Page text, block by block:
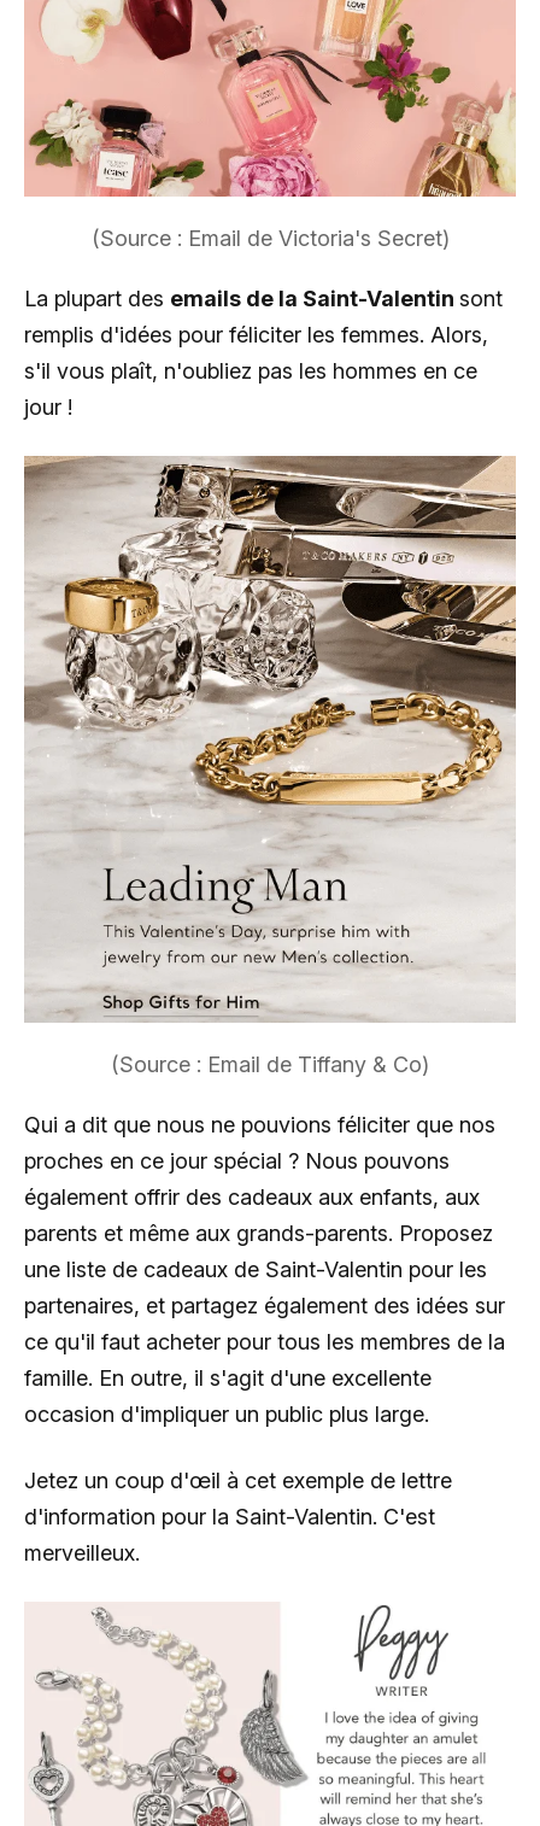
(Source : Email de Victoria's Secret)
La plupart des emails de la Saint-Valentin sont
remplis d'idées pour féliciter les femmes. Alors,
s'il vous plaît, n'oubliez pas les hommes en ce
jour !
(Source : Email de Tiffany & Co)
Qui a dit que nous ne pouvions féliciter que nos
proches en ce jour spécial ? Nous pouvons
également offrir des cadeaux aux enfants, aux
parents et même aux grands-parents. Proposez
une liste de cadeaux de Saint-Valentin pour les
partenaires, et partagez également des idées sur
ce qu'il faut acheter pour tous les membres de la
famille. En outre, il s'agit d'une excellente
occasion d'impliquer un public plus large.
Jetez un coup d'œil à cet exemple de lettre
d'information pour la Saint-Valentin. C'est
merveilleux.